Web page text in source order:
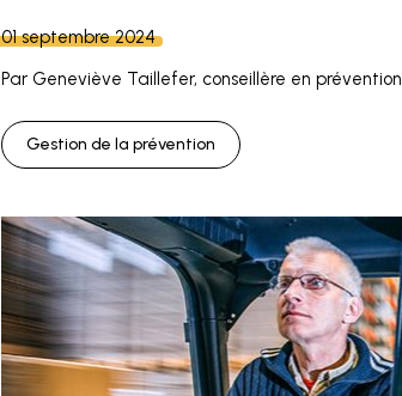
01 septembre 2024
Par Geneviève Taillefer, conseillère en prévention
Gestion de la prévention